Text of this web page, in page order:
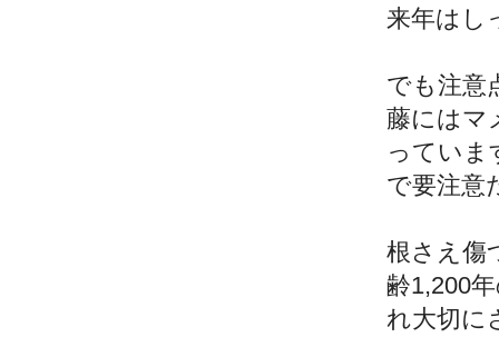
来年はし
でも注意
藤にはマ
っていま
で要注意
根さえ傷
齢1,200
れ大切に